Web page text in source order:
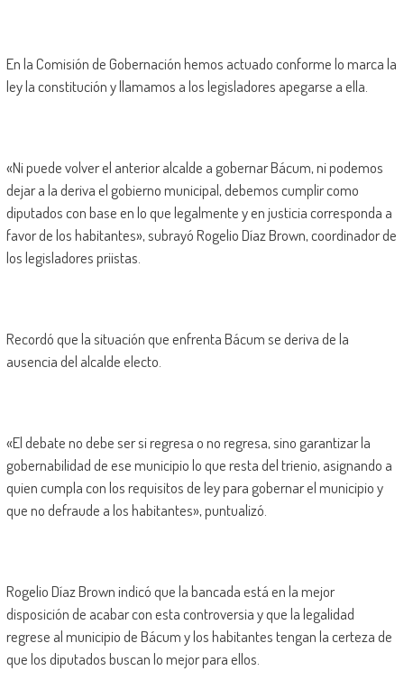
En la Comisión de Gobernación hemos actuado conforme lo marca la
ley la constitución y llamamos a los legisladores apegarse a ella.
«Ni puede volver el anterior alcalde a gobernar Bácum, ni podemos
dejar a la deriva el gobierno municipal, debemos cumplir como
diputados con base en lo que legalmente y en justicia corresponda a
favor de los habitantes», subrayó Rogelio Díaz Brown, coordinador de
los legisladores priistas.
Recordó que la situación que enfrenta Bácum se deriva de la
ausencia del alcalde electo.
«El debate no debe ser si regresa o no regresa, sino garantizar la
gobernabilidad de ese municipio lo que resta del trienio, asignando a
quien cumpla con los requisitos de ley para gobernar el municipio y
que no defraude a los habitantes», puntualizó.
Rogelio Díaz Brown indicó que la bancada está en la mejor
disposición de acabar con esta controversia y que la legalidad
regrese al municipio de Bácum y los habitantes tengan la certeza de
que los diputados buscan lo mejor para ellos.